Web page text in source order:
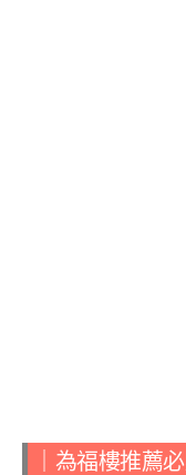
｜為福樓推薦